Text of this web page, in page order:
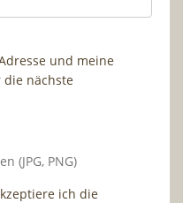
und meine
die nächste
(JPG, PNG)
ich die